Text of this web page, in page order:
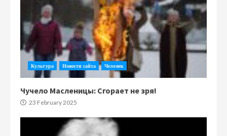
Культура Новости сайта Человек
Чучело Масленицы: Сгорает не зря!
23 February 2025